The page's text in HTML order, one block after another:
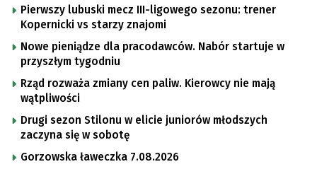
Pierwszy lubuski mecz III-ligowego sezonu: trener
Kopernicki vs starzy znajomi
Nowe pieniądze dla pracodawców. Nabór startuje w
przyszłym tygodniu
Rząd rozważa zmiany cen paliw. Kierowcy nie mają
wątpliwości
Drugi sezon Stilonu w elicie juniorów młodszych
zaczyna się w sobotę
Gorzowska ławeczka 7.08.2026